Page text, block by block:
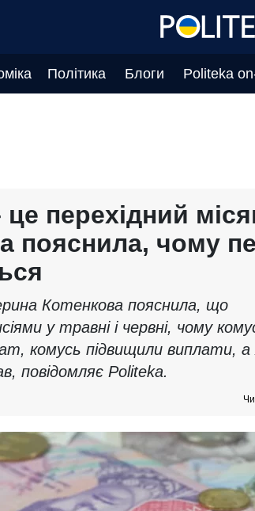
Політика Блоги Politeka
перехідний
пояснила, чому
Котенкова пояснила, що
у травні і червні, чому
комусь підвищили виплати,
повідомляє Politeka.